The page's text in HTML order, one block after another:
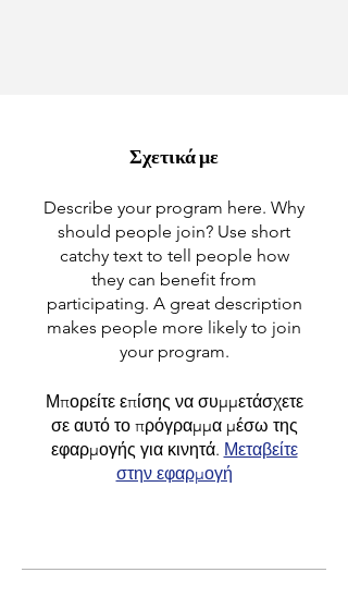
Σχετικά με
Describe your program here. Why
should people join? Use short
catchy text to tell people how
they can benefit from
participating. A great description
makes people more likely to join
your program.
Μπορείτε επίσης να συμμετάσχετε
σε αυτό το πρόγραμμα μέσω της
εφαρμογής για κινητά. Μεταβείτε
στην εφαρμογή